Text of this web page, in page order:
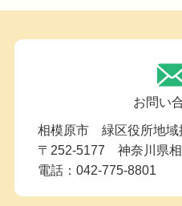
お問い
相模原市 緑区役所地域
〒252-5177 神奈川県
電話：042-775-8801